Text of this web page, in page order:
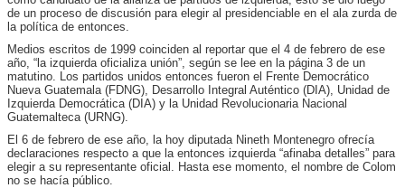
de un proceso de discusión para elegir al presidenciable en el ala zurda de
la política de entonces.
Medios escritos de 1999 coinciden al reportar que el 4 de febrero de ese
año, “la izquierda oficializa unión”, según se lee en la página 3 de un
matutino. Los partidos unidos entonces fueron el Frente Democrático
Nueva Guatemala (FDNG), Desarrollo Integral Auténtico (DIA), Unidad de
Izquierda Democrática (DIA) y la Unidad Revolucionaria Nacional
Guatemalteca (URNG).
El 6 de febrero de ese año, la hoy diputada Nineth Montenegro ofrecía
declaraciones respecto a que la entonces izquierda “afinaba detalles” para
elegir a su representante oficial. Hasta ese momento, el nombre de Colom
no se hacía público.